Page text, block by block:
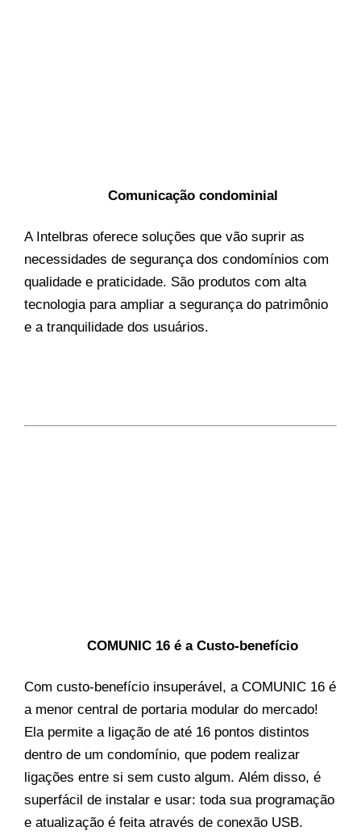
Comunicação condominial
A Intelbras oferece soluções que vão suprir as
necessidades de segurança dos condomínios com
qualidade e praticidade. São produtos com alta
tecnologia para ampliar a segurança do patrimônio
e a tranquilidade dos usuários.
COMUNIC 16 é a Custo-benefício
Com custo-benefício insuperável, a COMUNIC 16 é
a menor central de portaria modular do mercado!
Ela permite a ligação de até 16 pontos distintos
dentro de um condomínio, que podem realizar
ligações entre si sem custo algum. Além disso, é
superfácil de instalar e usar: toda sua programação
e atualização é feita através de conexão USB.